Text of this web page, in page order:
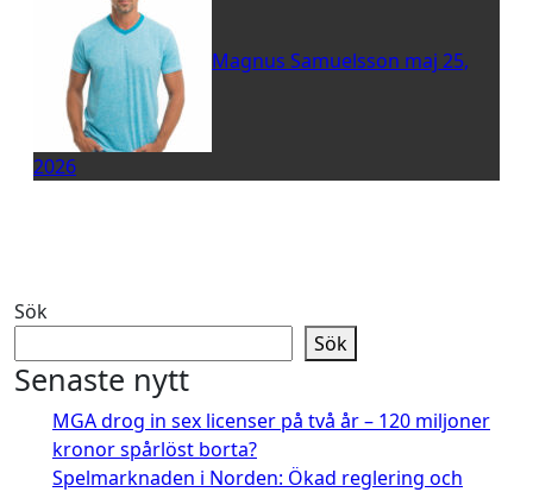
Magnus Samuelsson maj 25,
2026
Sök
Sök
Senaste nytt
MGA drog in sex licenser på två år – 120 miljoner
kronor spårlöst borta?
Spelmarknaden i Norden: Ökad reglering och